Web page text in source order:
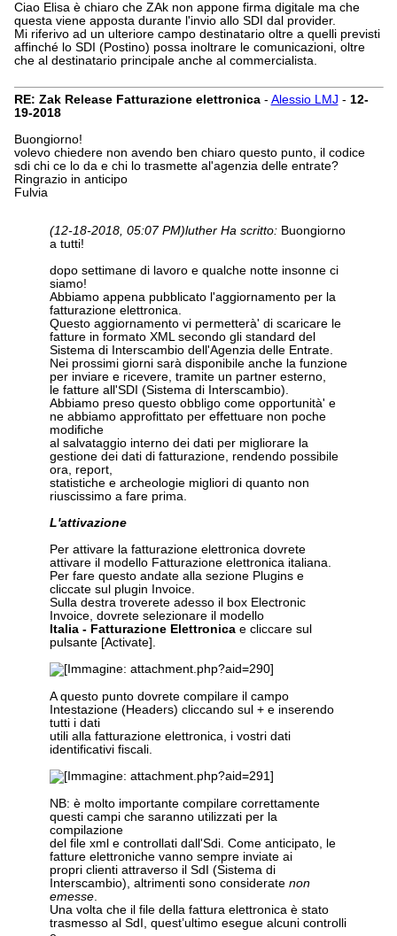
Ciao Elisa è chiaro che ZAk non appone firma digitale ma che
questa viene apposta durante l'invio allo SDI dal provider.
Mi riferivo ad un ulteriore campo destinatario oltre a quelli previsti
affinché lo SDI (Postino) possa inoltrare le comunicazioni, oltre
che al destinatario principale anche al commercialista.
RE: Zak Release Fatturazione elettronica- Alessio LMJ - 12-
19-2018
Buongiorno!
volevo chiedere non avendo ben chiaro questo punto, il codice
sdi chi ce lo da e chi lo trasmette al'agenzia delle entrate?
Ringrazio in anticipo
Fulvia
(12-18-2018, 05:07 PM)luther Ha scritto: Buongiorno
a tutti!
dopo settimane di lavoro e qualche notte insonne ci
siamo!
Abbiamo appena pubblicato l'aggiornamento per la
fatturazione elettronica.
Questo aggiornamento vi permetterà' di scaricare le
fatture in formato XML secondo gli standard del
Sistema di Interscambio dell'Agenzia delle Entrate.
Nei prossimi giorni sarà disponibile anche la funzione
per inviare e ricevere, tramite un partner esterno,
le fatture all'SDI (Sistema di Interscambio).
Abbiamo preso questo obbligo come opportunità' e
ne abbiamo approfittato per effettuare non poche
modifiche
al salvataggio interno dei dati per migliorare la
gestione dei dati di fatturazione, rendendo possibile
ora, report,
statistiche e archeologie migliori di quanto non
riuscissimo a fare prima.
L'attivazione
Per attivare la fatturazione elettronica dovrete
attivare il modello Fatturazione elettronica italiana.
Per fare questo andate alla sezione Plugins e
cliccate sul plugin Invoice.
Sulla destra troverete adesso il box Electronic
Invoice, dovrete selezionare il modello
Italia - Fatturazione Elettronicae cliccare sul
pulsante [Activate].
A questo punto dovrete compilare il campo
Intestazione (Headers) cliccando sul + e inserendo
tutti i dati
utili alla fatturazione elettronica, i vostri dati
identificativi fiscali.
NB: è molto importante compilare correttamente
questi campi che saranno utilizzati per la
compilazione
del file xml e controllati dall'Sdi. Come anticipato, le
fatture elettroniche vanno sempre inviate ai
propri clienti attraverso il SdI (Sistema di
Interscambio), altrimenti sono considerate non
emesse.
Una volta che il file della fattura elettronica è stato
trasmesso al SdI, quest’ultimo esegue alcuni controlli